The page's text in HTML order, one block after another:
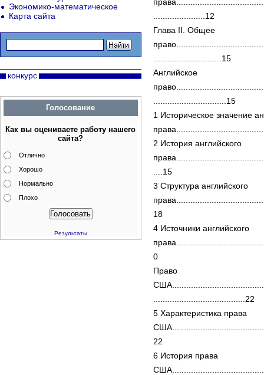
......................12
Глава II. Общее
.............................15
Английское
...............................15
1 Историческое значение
2 История английского
....15
3 Структура английского
18
4 Источники английского
0
Право
.......................................22
5 Характеристика права
22
6 История права
Экономико-математическое
Карта сайта
конкурс
Голосование
Как вы оцениваете работу нашего
сайта?
Отлично
Хорошо
Нормально
Плохо
Результаты